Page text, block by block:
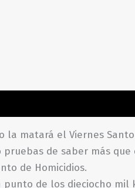
la matará el Viernes
de saber más que
de Homicidios.
de los dieciocho